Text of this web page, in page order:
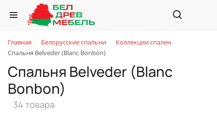
Главная Белорусские спальни
Коллекции спален
Спальня Belveder (Blanc Bonbon)
Спальня Belveder (Blanc
Bonbon)
34 товара